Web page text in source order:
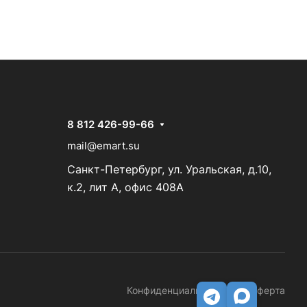
8 812 426-99-66
mail@emart.su
Санкт-Петербург, ул. Уральская, д.10,
к.2, лит А, офис 408А
Конфиденциальность Оферта